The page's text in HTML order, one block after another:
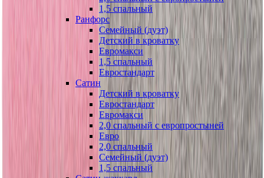
1,5 спальный
Ранфорс
Семейный (дуэт)
Детский в кроватку
Евромакси
1,5 спальный
Евростандарт
Сатин
Детский в кроватку
Евростандарт
Евромакси
2,0 спальный с европростыней
Евро
2,0 спальный
Семейный (дуэт)
1,5 спальный